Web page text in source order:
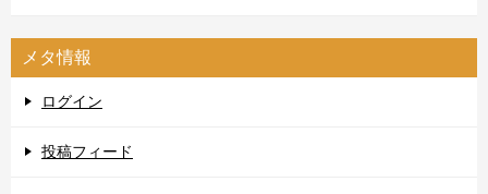
メタ情報
ログイン
投稿フィード